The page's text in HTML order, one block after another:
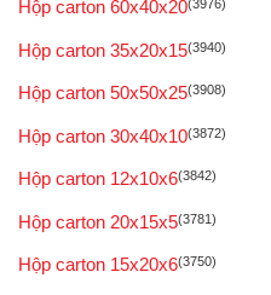
Hộp carton 60x40x20(3976)
Hộp carton 35x20x15(3940)
Hộp carton 50x50x25(3908)
Hộp carton 30x40x10(3872)
Hộp carton 12x10x6(3842)
Hộp carton 20x15x5(3781)
Hộp carton 15x20x6(3750)